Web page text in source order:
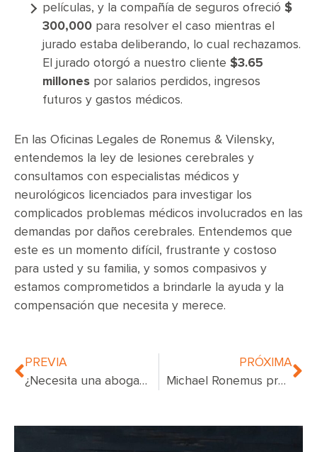
películas, y la compañía de seguros ofreció $
300,000 para resolver el caso mientras el
jurado estaba deliberando, lo cual rechazamos.
El jurado otorgó a nuestro cliente $3.65
millones por salarios perdidos, ingresos
futuros y gastos médicos.
En las Oficinas Legales de Ronemus & Vilensky,
entendemos la ley de lesiones cerebrales y
consultamos con especialistas médicos y
neurológicos licenciados para investigar los
complicados problemas médicos involucrados en las
demandas por daños cerebrales. Entendemos que
este es un momento difícil, frustrante y costoso
para usted y su familia, y somos compasivos y
estamos comprometidos a brindarle la ayuda y la
compensación que necesita y merece.
PREVIA
¿Necesita una abogada de parálisis de Erb?
PRÓXIMA
Michael Ronemus premiado como súper abogado por 12.º año